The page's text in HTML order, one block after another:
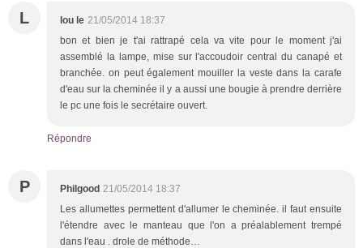
L lou le 21/05/2014 18:37
bon et bien je t'ai rattrapé cela va vite pour le moment j'ai
assemblé la lampe, mise sur l'accoudoir central du canapé et
branchée. on peut également mouiller la veste dans la carafe
d'eau sur la cheminée il y a aussi une bougie à prendre derrière
le pc une fois le secrétaire ouvert.
Répondre
P Philgood 21/05/2014 18:37
Les allumettes permettent d'allumer le cheminée. il faut ensuite
l'étendre avec le manteau que l'on a préalablement trempé
dans l'eau . drole de méthode…